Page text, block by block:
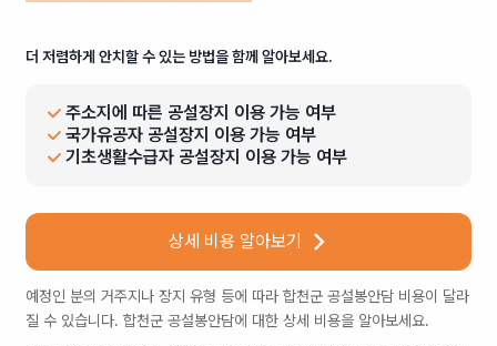
더 저렴하게 안치할 수 있는 방법을 함께 알아보세요.
주소지에 따른 공설장지 이용 가능 여부
국가유공자 공설장지 이용 가능 여부
기초생활수급자 공설장지 이용 가능 여부
상세 비용 알아보기
예정인 분의 거주지나 장지 유형 등에 따라 합천군 공설봉안담 비용이 달라
질 수 있습니다. 합천군 공설봉안담에 대한 상세 비용을 알아보세요.